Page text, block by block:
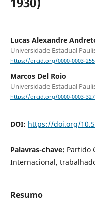
Lucas Alexandre
Universidade Estadual
https://orcid.org/0000-0003-
Marcos Del Roio
Universidade Estadual
https://orcid.org/0000-0003-
DOI: https://doi.org/
Palavras-chave: Partido
Internacional,
Resumo